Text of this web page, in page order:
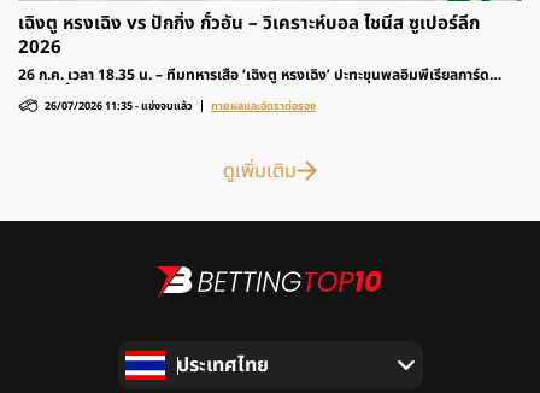
เฉิงตู หรงเฉิง vs ปักกิ่ง กั๋วอัน – วิเคราะห์บอล ไชนีส ซูเปอร์ลีก
2026
26 ก.ค. เวลา 18.35 น. – ทีมทหารเสือ ‘เฉิงตู หรงเฉิง’ ปะทะขุนพลอิมพีเรียลการ์ด
อัตราต่อรองได้ที่นี่
26/07/2026 11:35-แข่งจบแล้ว ทายผลและอัตราต่อรอง
ดูเพิ่มเติม
ประเทศไทย